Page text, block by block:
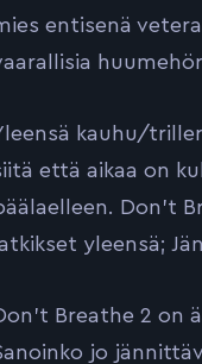
entisenä
kauhu/
että aikaa on
Don’t
yleensä;
Breathe 2 on
jo